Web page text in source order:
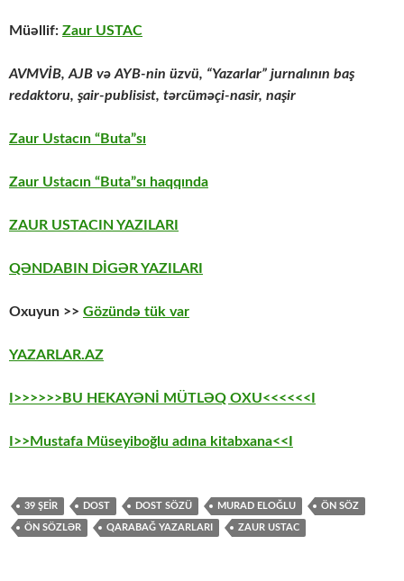
Müəllif: Zaur USTAC
AVMVİB, AJB və AYB-nin üzvü, “Yazarlar” jurnalının baş
redaktoru, şair-publisist, tərcüməçi-nasir, naşir
Zaur Ustacın “Buta”sı
Zaur Ustacın “Buta”sı haqqında
ZAUR USTACIN YAZILARI
QƏNDABIN DİGƏR YAZILARI
Oxuyun >> Gözündə tük var
YAZARLAR.AZ
I>>>>>>BU HEKAYƏNİ MÜTLƏQ OXU<<<<<<I
I>>Mustafa Müseyiboğlu adına kitabxana<<I
39 ŞEİR DOST DOST SÖZÜ MURAD ELOĞLU ÖN SÖZ
ÖN SÖZLƏR QARABAĞ YAZARLARI ZAUR USTAC